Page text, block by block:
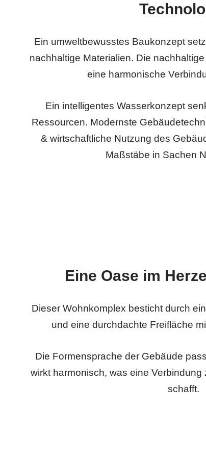
Ein umweltbewusstes Baukonzept
nachhaltige Materialien. Die
eine harmonische
Ein intelligentes Wasserkonzept
Ressourcen. Modernste
& wirtschaftliche Nutzung des
Maßstäbe in Sachen
Eine Oase im
Dieser Wohnkomplex besticht durch
und eine durchdachte Freifläche
Die Formensprache der Gebäude
wirkt harmonisch, was eine
schafft.